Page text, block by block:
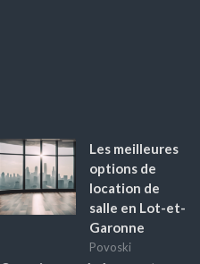
Les meilleures
options de
location de
salle en Lot-et-
Garonne
Povoski